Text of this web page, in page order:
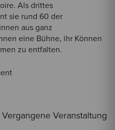
Als drittes
sie rund 60 der
aus ganz
eine Bühne, ihr Können
zu entfalten.
Vergangene Veranstaltung